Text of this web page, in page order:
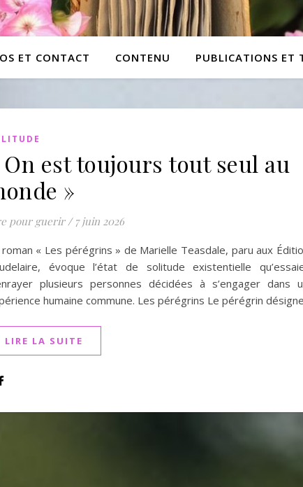
ET CONTACT CONTENU PUBLICATIONS ET
On est toujours tout seul au
»
pour guerir/ 7 juin 2026
roman « Les pérégrins » de Marielle Teasdale, paru aux
évoque l’état de solitude existentielle
plusieurs personnes décidées à s’engager dans
humaine commune. Les pérégrins Le pérégrin
LIRE LA SUITE